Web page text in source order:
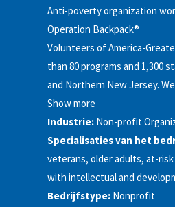
Anti-poverty organization
Operation Backpack®
Volunteers of America-
than 80 programs and 1,300
and Northern New Jersey.
Show more
Industrie: Non-profit
Specialisaties van het
veterans, older adults, at-
with intellectual and
Bedrijfstype: Nonprofit